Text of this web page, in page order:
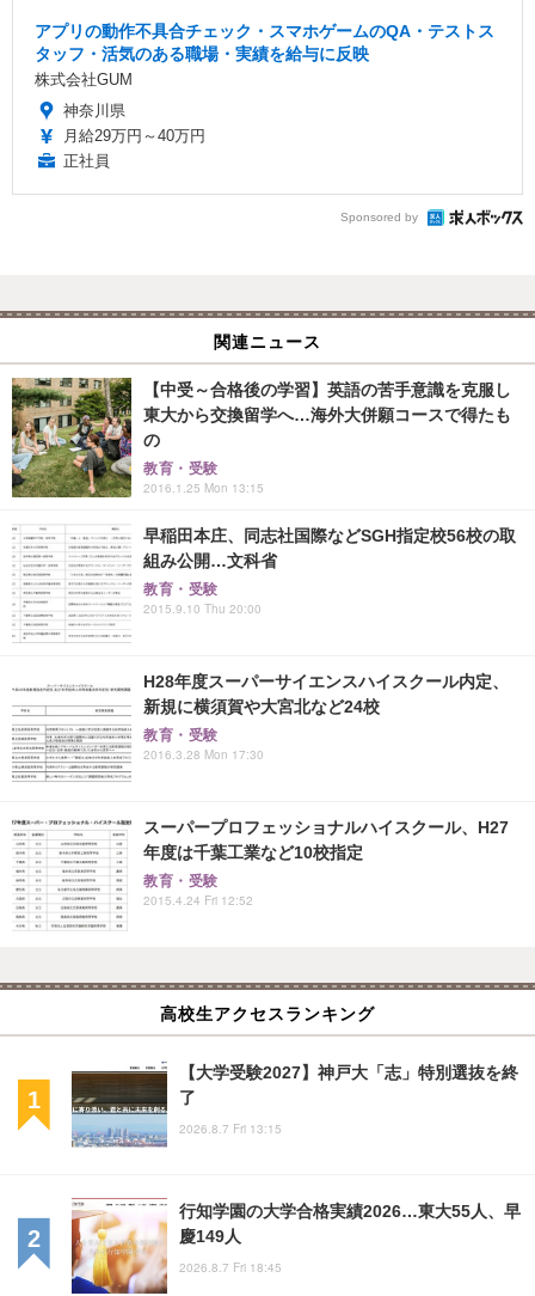
アプリの動作不具合チェック・スマホゲームのQA・テストス
タッフ・活気のある職場・実績を給与に反映
株式会社GUM
神奈川県
月給29万円～40万円
正社員
Sponsored by
関連ニュース
【中受～合格後の学習】英語の苦手意識を克服し
東大から交換留学へ…海外大併願コースで得たも
の
教育・受験
2016.1.25 Mon 13:15
早稲田本庄、同志社国際などSGH指定校56校の取
組み公開…文科省
教育・受験
2015.9.10 Thu 20:00
H28年度スーパーサイエンスハイスクール内定、
新規に横須賀や大宮北など24校
教育・受験
2016.3.28 Mon 17:30
スーパープロフェッショナルハイスクール、H27
年度は千葉工業など10校指定
教育・受験
2015.4.24 Fri 12:52
高校生アクセスランキング
【大学受験2027】神戸大「志」特別選抜を終
了
2026.8.7 Fri 13:15
行知学園の大学合格実績2026…東大55人、早
慶149人
2026.8.7 Fri 18:45